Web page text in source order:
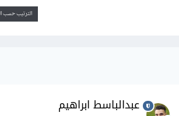
الترتيب حسب
عبدالباسط ابراهيم